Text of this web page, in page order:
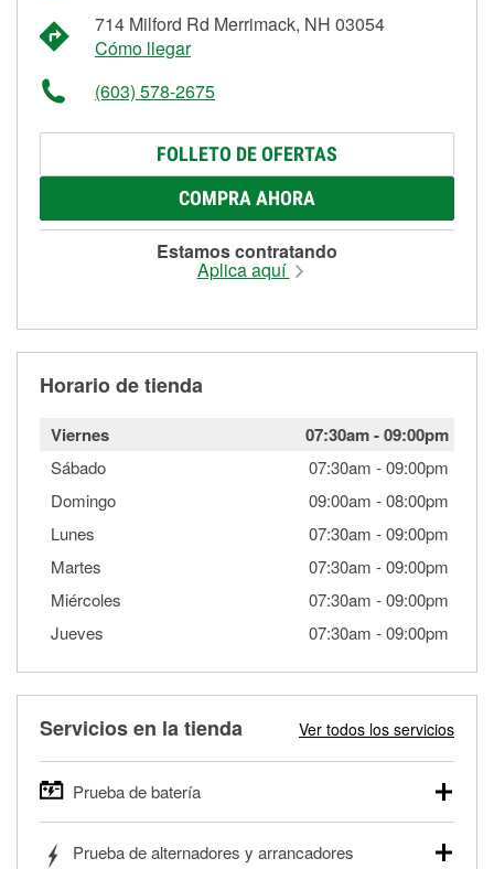
714 Milford Rd Merrimack, NH 03054
Cómo llegar
(603) 578-2675
FOLLETO DE OFERTAS
COMPRA AHORA
Estamos contratando
Aplica aquí
Horario de tienda
Viernes 07:30am-09:00pm
Sábado 07:30am -09:00pm
Domingo
09:00am -08:00pm
Lunes
07:30am -09:00pm
Martes
07:30am -09:00pm
Miércoles
07:30am -09:00pm
Jueves
07:30am -09:00pm
Servicios en la tienda Ver todos los servicios
Prueba de batería
autos, camionetas, SUVs, vehículos comerciales y
Prueba de alternadores y arrancadores